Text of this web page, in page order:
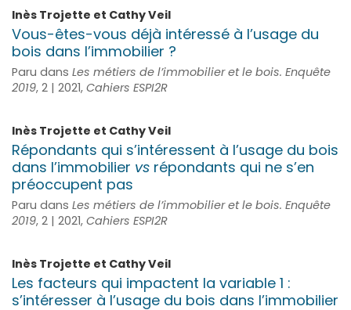
Inès Trojette et CathyVeil
Vous-êtes-vous déjà intéressé à l’usage du
bois dans l’immobilier ?
Paru dans Les métiers de l’immobilier et le bois. Enquête
2019, 2 | 2021, Cahiers ESPI2R
Inès Trojette et CathyVeil
Répondants qui s’intéressent à l’usage du bois
dans l’immobilier vs répondants qui ne s’en
préoccupent pas
Paru dans Les métiers de l’immobilier et le bois. Enquête
2019, 2 | 2021, Cahiers ESPI2R
Inès Trojette et CathyVeil
Les facteurs qui impactent la variable 1 :
s’intéresser à l’usage du bois dans l’immobilier